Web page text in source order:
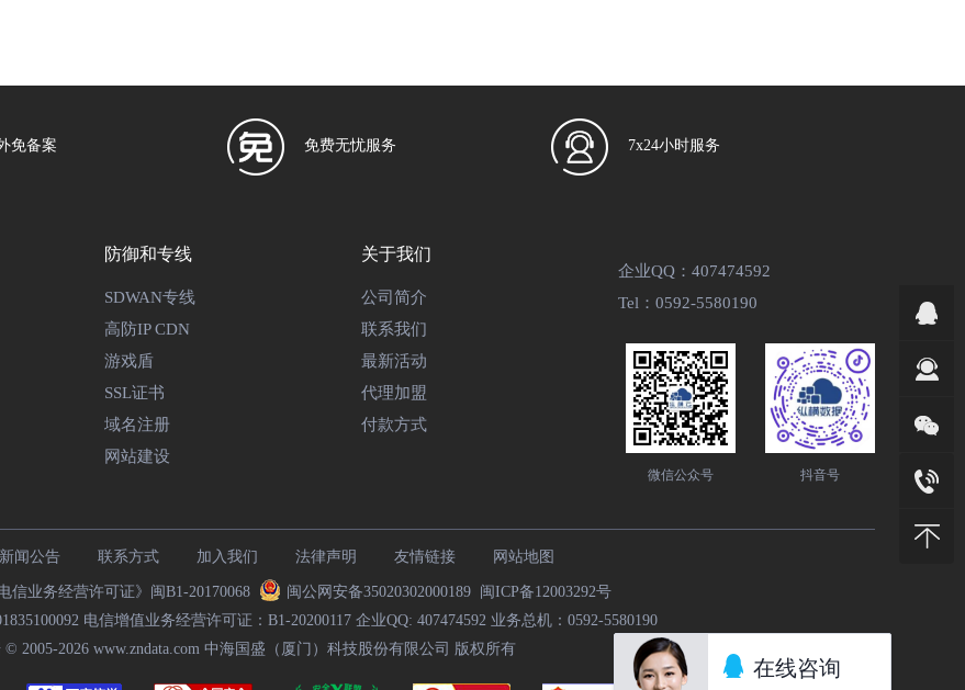
在线咨询
免备案 免费无忧服务 7x24小时服务
防御和专线
SDWAN专线
高防IP CDN
游戏盾
SSL证书
域名注册
网站建设
关于我们
公司简介
联系我们
最新活动
代理加盟
付款方式
企业QQ：407474592
Tel：0592-5580190
微信公众号 抖音号
新闻公告 联系方式 加入我们 法律声明 友情链接 网站地图
信业务经营许可证》闽B1-20170068 闽公网安备35020302000189 闽ICP备12003292号
电信增值业务经营许可证：B1-20200117 企业QQ: 407474592 业务总机：0592-5580190
© 2005-2026 www.zndata.com中海国盛（厦门）科技股份有限公司 版权所有